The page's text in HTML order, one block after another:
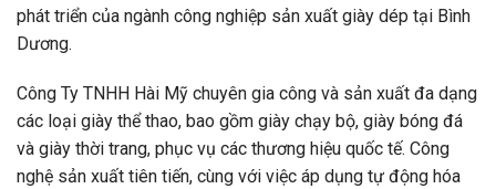
phát triển của ngành công nghiệp sản xuất giày dép tại Bình
Dương.
Công Ty TNHH Hài Mỹ chuyên gia công và sản xuất đa dạng
các loại giày thể thao, bao gồm giày chạy bộ, giày bóng đá
và giày thời trang, phục vụ các thương hiệu quốc tế. Công
nghệ sản xuất tiên tiến, cùng với việc áp dụng tự động hóa